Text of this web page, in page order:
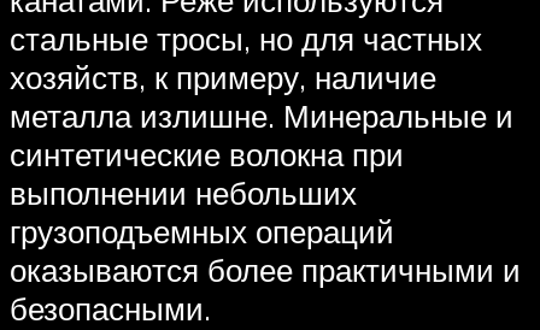
стальные тросы, но для частных
хозяйств, к примеру, наличие
металла излишне. Минеральные и
синтетические волокна при
выполнении небольших
грузоподъемных операций
оказываются более практичными и
безопасными.